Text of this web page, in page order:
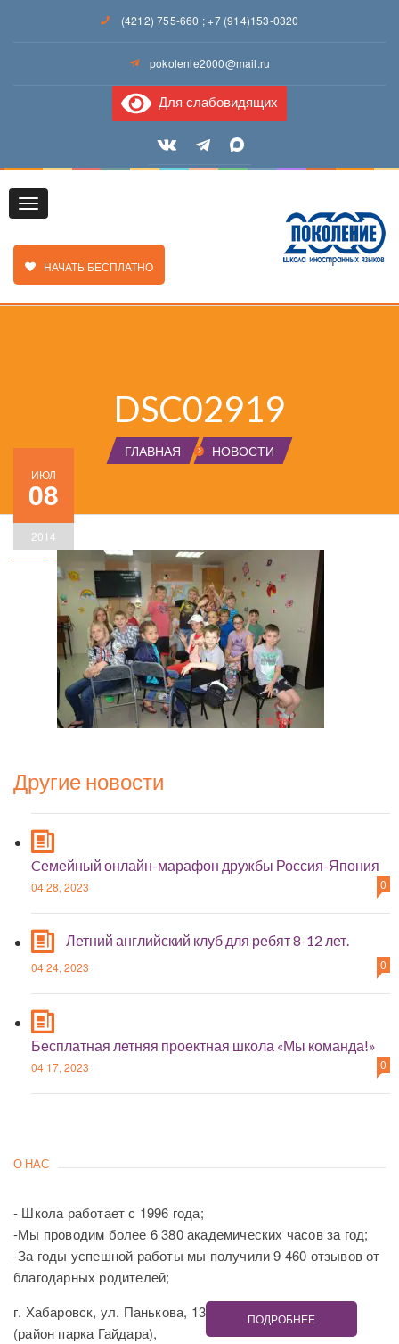
(4212) 755-660 ;+7 (914)153-0320
pokolenie2000@mail.ru
Для слабовидящих
Toggle
ЗАКАЗАТЬ ЗВОНОК
НАЧАТЬ БЕСПЛАТНО
DSC02919
ГЛАВНАЯ НОВОСТИ
ИЮЛ
08
2014
Другие новости
Cемейный онлайн-марафон дружбы Россия-Япония
04 28, 2023 0
Летний английский клуб для ребят 8-12 лет.
04 24, 2023 0
Бесплатная летняя проектная школа «Мы команда!»
04 17, 2023 0
О НАС
- Школа работает с 1996 года;
-Мы проводим более 6 380 академических часов за год;
-За годы успешной работы мы получили 9 460 отзывов от
благодарных родителей;
г. Хабаровск, ул. Панькова, 13
(район парка Гайдара),
ПОДРОБНЕЕ